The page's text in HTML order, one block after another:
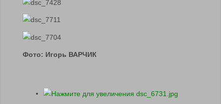
Фото: Игорь ВАРЧИК